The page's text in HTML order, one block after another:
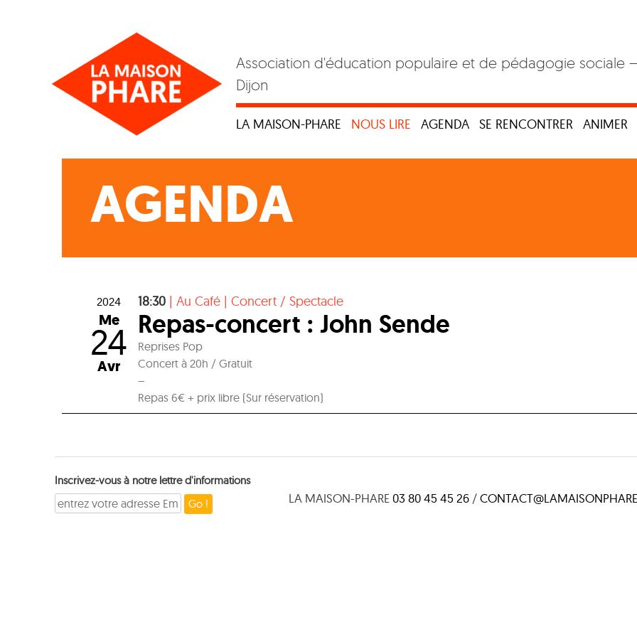
Association d'éducation populaire et de pédagogie sociale
Dijon
LA MAISON-PHARE NOUS LIRE AGENDA SE RENCONTRER ANIMER
AGENDA
2024
Me
24
Avr
18:30 | Au Café | Concert / Spectacle
Repas-concert : John Sende
Reprises Pop
Concert à 20h / Gratuit
–
Repas 6€ + prix libre (Sur réservation)
Inscrivez-vous à notre lettre d'informations
LA MAISON-PHARE03 80 45 45 26 /